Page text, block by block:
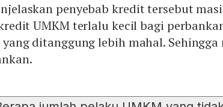
penyebab kredit tersebut
UMKM terlalu kecil bagi
ditanggung lebih mahal.